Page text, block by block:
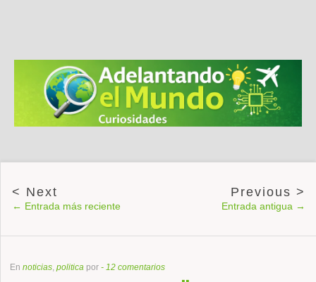
← Entrada más reciente Entrada antigua →
Ennoticias,politica por- 12 comentarios